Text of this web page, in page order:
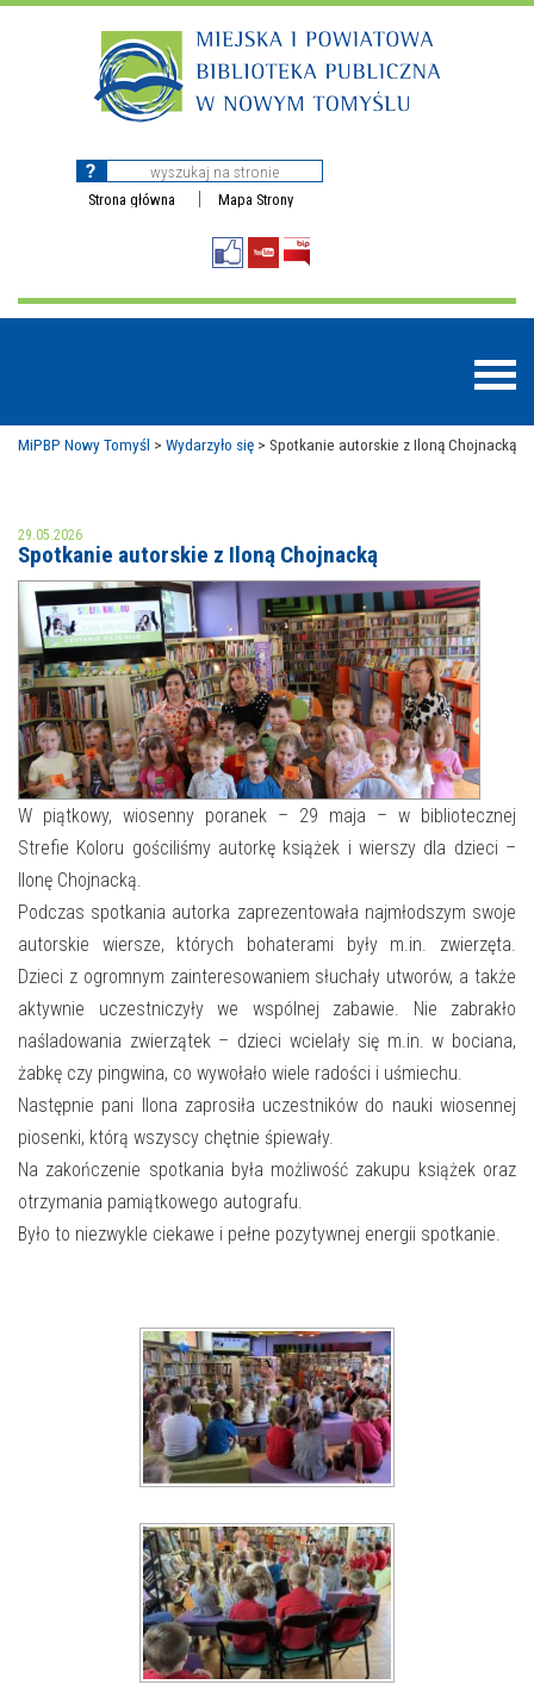
Strona główna Mapa Strony
MOJE KONTO
AKTUALNOŚCI
NAJBLIŻSZE WYDARZENIA
WYDARZENIA BIEŻĄCE
WYDARZYŁO SIĘ
NASZA OFERTA
STREFA WIEDZY O REGIONIE
STREFA KOLORU
FORMY STAŁE
NASZE FILIE
POLECANE STRONY
WYDARZENIA KULTURALNE
FOTO
E-INFORMATOR
O NAS
MiPBP Nowy Tomyśl > Wydarzyło się > Spotkanie autorskie z Iloną Chojnacką
29.05.2026
Spotkanie autorskie z Iloną Chojnacką
W piątkowy, wiosenny poranek – 29 maja – w bibliotecznej
Strefie Koloru gościliśmy autorkę książek i wierszy dla dzieci –
Ilonę Chojnacką.
Podczas spotkania autorka zaprezentowała najmłodszym swoje
autorskie wiersze, których bohaterami były m.in. zwierzęta.
Dzieci z ogromnym zainteresowaniem słuchały utworów, a także
aktywnie uczestniczyły we wspólnej zabawie. Nie zabrakło
naśladowania zwierzątek – dzieci wcielały się m.in. w bociana,
żabkę czy pingwina, co wywołało wiele radości i uśmiechu.
Następnie pani Ilona zaprosiła uczestników do nauki wiosennej
piosenki, którą wszyscy chętnie śpiewały.
Na zakończenie spotkania była możliwość zakupu książek oraz
otrzymania pamiątkowego autografu.
Było to niezwykle ciekawe i pełne pozytywnej energii spotkanie.